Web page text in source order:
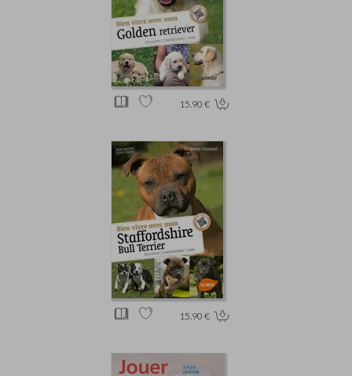
15.90 €
15.90 €